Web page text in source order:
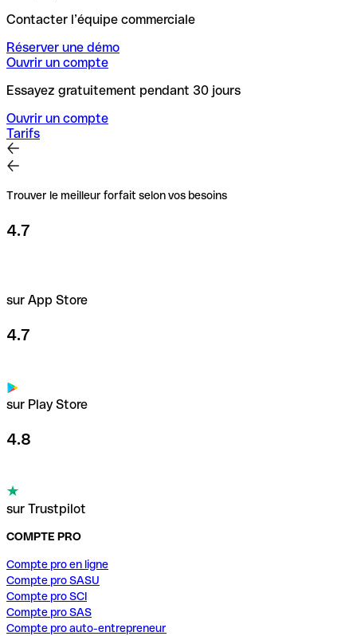
Contacter l’équipe commerciale
Réserver une démo
Ouvrir un compte
Essayez gratuitement pendant 30 jours
Ouvrir un compte
Tarifs
Trouver le meilleur forfait selon vos besoins
4.7
sur App Store
4.7
sur Play Store
4.8
sur Trustpilot
COMPTE PRO
Compte pro en ligne
Compte pro SASU
Compte pro SCI
Compte pro SAS
Compte pro auto-entrepreneur